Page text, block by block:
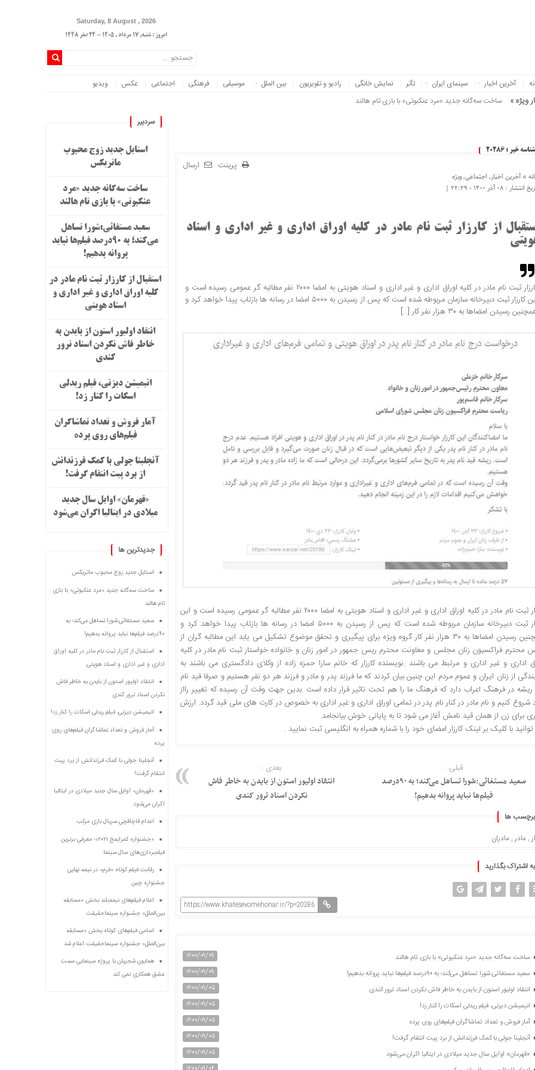
Saturday, 8 August , 2026
امروز : شنبه, ۱۷ مرداد , ۱۴۰۵ - 24 صفر 1448
آخرین اخبار سینمای ایران تآتر نمایش خانگی رادیو و تلویزیون بین الملل موسیقی فرهنگی اجتماعی عکس ویدیو
ویژه » ساخت سه‌گانه جدید «مرد عنکبوتی» با بازی تام هالند
شناسه خبر : 20286
ارسال پرینت
»آخرین اخبار, اجتماعی,ویژه
انتشار : ۰۸ آذر ۱۴۰۰ - ۲۲:۲۹ |
از کارزار ثبت نام مادر در کلیه اوراق اداری و غیر اداری و اسناد
کارزار ثبت نام مادر در کلیه اوراق اداری و غیر اداری و اسناد هویتی به امضا ۲۰۰۰ نفر مطالبه گر عمومی رسیده است و
این کارزار ثبت دبیرخانه سازمان مربوطه شده‌ است که پس از رسیدن به ۵۰۰۰ امضا در رسانه ها بازتاب پیدا خواهد کرد و
رسیدن امضاها به ۳۰ هزار نفر کار […]
کارزار ثبت نام مادر در کلیه اوراق اداری و غیر اداری و اسناد هویتی به امضا ۲۰۰۰ نفر مطالبه گر عمومی رسیده است و این
کارزار ثبت دبیرخانه سازمان مربوطه شده‌ است که پس از رسیدن به ۵۰۰۰ امضا در رسانه ها بازتاب پیدا خواهد کرد و
همچنین رسیدن امضاها به ۳۰ هزار نفر کار گروه ویژه برای پیگیری و تحقق موضوع تشکیل می یابد این مطالبه گران از
محترم فراکسیون زنان مجلس و معاونت محترم ریس جمهور در امور زنان و خانواده خواستار ثبت نام مادر در کلیه
اداری و غیر اداری و مرتبط می باشند .نویسنده کارزار که خانم سارا حمزه زاده از وکلای دادگستری می باشند به
از زنان ایران و عموم مردم این چنین بیان کردند که ما فرزند پدر و مادر و فرزند هر دو نفر هستیم و صرفا قید نام
ریشه در فرهنگ اعراب دارد که فرهنگ ما را هم تحت تاثیر قرار داده است .بدین جهت وقت آن‌ رسیده که تغییر رااز
شروع کنیم و نام مادر در کنار نام پدر در تمامی اوراق اداری و غیر اداری به خصوص در کارت های ملی قید گردد. ارزش
برای زن از همان قید نامش آغاز می شود تا به پایانی خوش بیانجامد.
با کلیک بر لینک کارزار امضای خود را با شماره همراه به انگلیسی ثبت نمایید .
بعدی :
انتقاد اولیور استون از بایدن به خاطر فاش
نکردن اسناد ترور کندی
قبلی :
سعید مستغاثی:شورا تساهل می‌کند؛ به ۹۰درصد
فیلم‌ها نباید پروانه بدهیم!
برچسب ها
,مادر,مادران
به اشتراک بگذارید
https://www.khatesevomehonar.ir/?p=20286
ساخت سه‌گانه جدید «مرد عنکبوتی» با بازی تام هالند
۱۴۰۰/۰۹/۰۹
سعید مستغاثی:شورا تساهل می‌کند؛ به ۹۰درصد فیلم‌ها نباید پروانه بدهیم!
۱۴۰۰/۰۹/۰۹
انتقاد اولیور استون از بایدن به خاطر فاش نکردن اسناد ترور کندی
۱۴۰۰/۰۹/۰۵
انیمیشن دیزنی، فیلم ریدلی اسکات را کنار زد!
۱۴۰۰/۰۹/۰۵
آمار فروش و تعداد تماشاگران فیلم‌های روی پرده
۱۴۰۰/۰۹/۰۵
آنجلینا جولی با کمک فرزندانش از برد پیت انتقام گرفت!
۱۴۰۰/۰۹/۰۵
«قهرمان» اوایل سال جدید میلادی در ایتالیا اکران می‌شود
۱۴۰۰/۰۹/۰۵
سردبیر
استایل جدید زوج محبوب
ماتریکس
ساخت سه‌گانه جدید «مرد
عنکبوتی» با بازی تام هالند
سعید مستغاثی:شورا تساهل
می‌کند؛ به ۹۰درصد فیلم‌ها نباید
پروانه بدهیم!
استقبال از کارزار ثبت نام مادر در
کلیه اوراق اداری و غیر اداری و
اسناد هویتی
انتقاد اولیور استون از بایدن به
خاطر فاش نکردن اسناد ترور
کندی
انیمیشن دیزنی، فیلم ریدلی
اسکات را کنار زد!
آمار فروش و تعداد تماشاگران
فیلم‌های روی پرده
آنجلینا جولی با کمک فرزندانش
از برد پیت انتقام گرفت!
«قهرمان» اوایل سال جدید
میلادی در ایتالیا اکران می‌شود
جديدترين ها
استایل جدید زوج محبوب ماتریکس
ساخت سه‌گانه جدید «مرد عنکبوتی» با بازی
تام هالند
سعید مستغاثی:شورا تساهل می‌کند؛ به
۹۰درصد فیلم‌ها نباید پروانه بدهیم!
استقبال از کارزار ثبت نام مادر در کلیه اوراق
اداری و غیر اداری و اسناد هویتی
انتقاد اولیور استون از بایدن به خاطر فاش
نکردن اسناد ترور کندی
انیمیشن دیزنی، فیلم ریدلی اسکات را کنار زد!
آمار فروش و تعداد تماشاگران فیلم‌های روی
پرده
آنجلینا جولی با کمک فرزندانش از برد پیت
انتقام گرفت!
«قهرمان» اوایل سال جدید میلادی در ایتالیا
اکران می‌شود
اعدام قاچاقچی سریال بازی مرکب
«جشنواره کمرایمج ۲۰۲۱»؛ معرفی برترین
فیلمبرداری‌های سال سینما
رقابت فیلم کوتاه «فرم» در نیمه نهایی
جشنواره چین
اعلام فیلم‌های نیمه‌بلند بخش «مسابقه
بین‌الملل» جشنواره سینماحقیقت
اسامی فیلم‌های کوتاه بخش «مسابقه
بین‌الملل» جشنواره سینماحقیقت اعلام شد
همایون شجریان با پروژه سینمایی مست
عشق همکاری نمی کند